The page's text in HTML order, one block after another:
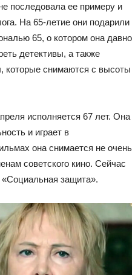
последовала ее примеру и
На 65-летие они подарили
65, о котором она давно
детективы, а также
которые снимаются с высоты
исполняется 67 лет. Она
и играет в
она снимается не очень
советского кино. Сейчас
защита».